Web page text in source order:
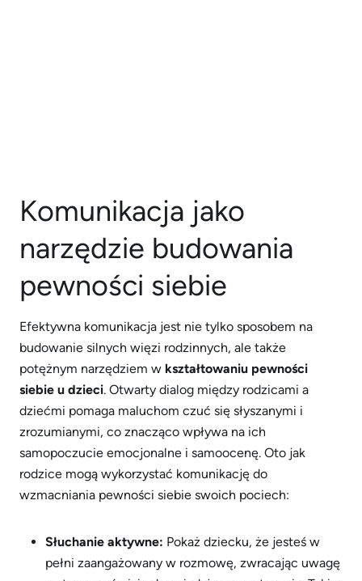
Komunikacja jako
narzędzie budowania
pewności siebie
Efektywna komunikacja jest nie tylko sposobem na
budowanie silnych więzi rodzinnych, ale także
potężnym narzędziem w kształtowaniu pewności
siebie u dzieci. Otwarty dialog między rodzicami a
dziećmi pomaga maluchom czuć się słyszanymi i
zrozumianymi, co znacząco wpływa na ich
samopoczucie emocjonalne i samoocenę. Oto jak
rodzice mogą wykorzystać komunikację do
wzmacniania pewności siebie swoich pociech:
Słuchanie aktywne: Pokaż dziecku, że jesteś w
pełni zaangażowany w rozmowę, zwracając uwagę